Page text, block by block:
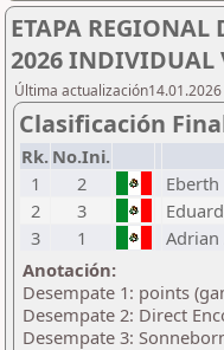
ETAPA REGIONAL
2026 INDIVIDUAL
Última actualización14.01.2026
Clasificación
Rk. No.Ini.
1
2
2
3
3
1 Adrian
Anotación:
Desempate 1: points
Desempate 2: Direct
Desempate 3: